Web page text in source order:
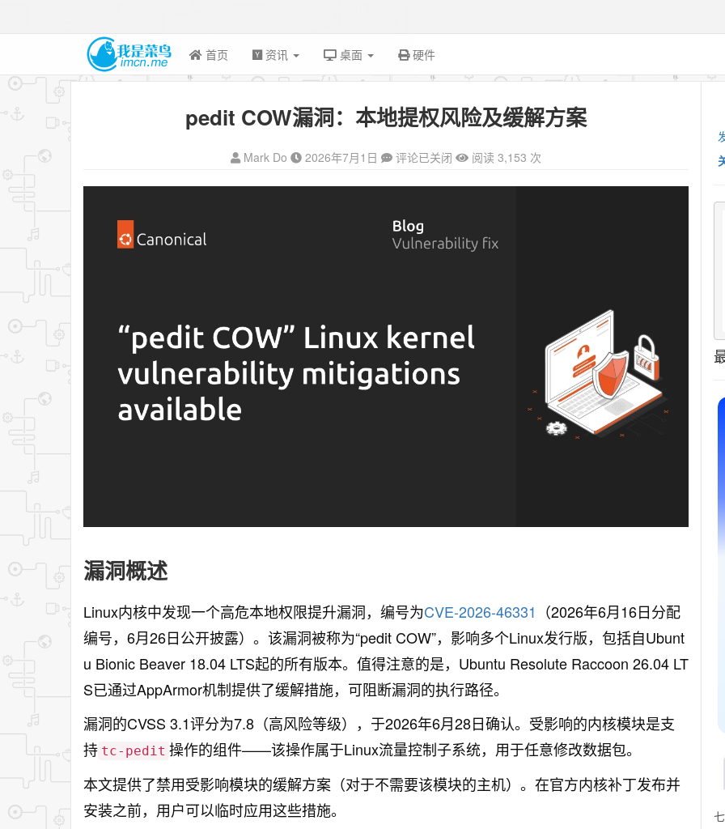
首页 资讯 桌面 硬件
pedit COW漏洞：本地提权风险及缓解方案
Mark Do 2026年7月1日 评论已关闭 阅读 3,153 次
漏洞概述
Linux内核中发现一个高危本地权限提升漏洞，编号为CVE-2026-46331 （2026年6月16日分配
编号，6月26日公开披露）。该漏洞被称为“pedit COW”，影响多个Linux发行版，包括自Ubunt
u Bionic Beaver 18.04 LTS起的所有版本。值得注意的是，Ubuntu Resolute Raccoon 26.04 LT
S已通过AppArmor机制提供了缓解措施，可阻断漏洞的执行路径。
漏洞的CVSS 3.1评分为7.8（高风险等级），于2026年6月28日确认。受影响的内核模块是支
持 tc-pedit 操作的组件——该操作属于Linux流量控制子系统，用于任意修改数据包。
本文提供了禁用受影响模块的缓解方案（对于不需要该模块的主机）。在官方内核补丁发布并
安装之前，用户可以临时应用这些措施。